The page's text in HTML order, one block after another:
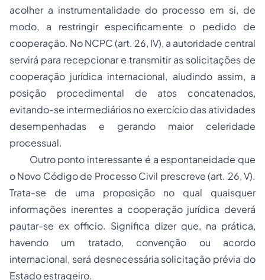
acolher a instrumentalidade do processo em si, de
modo, a restringir especificamente o pedido de
cooperação. No NCPC (art. 26, IV), a autoridade central
servirá para recepcionar e transmitir as solicitações de
cooperação jurídica internacional, aludindo assim, a
posição procedimental de atos concatenados,
evitando-se intermediários no exercício das atividades
desempenhadas e gerando maior celeridade
processual.
Outro ponto interessante é a espontaneidade que
o Novo Código de Processo Civil prescreve (art. 26, V).
Trata-se de uma proposição no qual quaisquer
informações inerentes a cooperação jurídica deverá
pautar-se ex officio. Significa dizer que, na prática,
havendo um tratado, convenção ou acordo
internacional, será desnecessária solicitação prévia do
Estado estrageiro.